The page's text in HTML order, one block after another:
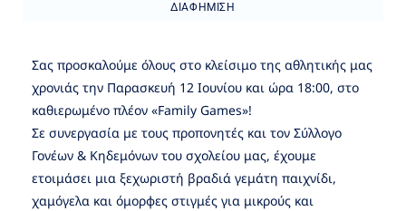
ΔΙΑΦΉΜΙΣΗ
Σας προσκαλούμε όλους στο κλείσιμο της αθλητικής μας
χρονιάς την Παρασκευή 12 Ιουνίου και ώρα 18:00, στο
καθιερωμένο πλέον «Family Games»!
Σε συνεργασία με τους προπονητές και τον Σύλλογο
Γονέων & Κηδεμόνων του σχολείου μας, έχουμε
ετοιμάσει μια ξεχωριστή βραδιά γεμάτη παιχνίδι,
χαμόγελα και όμορφες στιγμές για μικρούς και